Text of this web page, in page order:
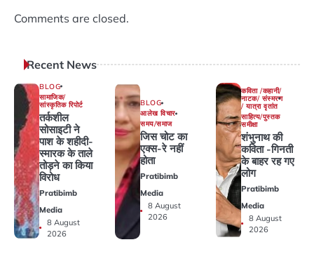
Comments are closed.
Recent News
BLOG
सामाजिक/
सांस्कृतिक रिपोर्ट
तर्कशील
सोसाइटी ने
पाश के शहीदी-
स्मारक के ताले
तोड़ने का किया
विरोध
Pratibimb
Media
8 August
2026
BLOG
आलेख विचार
समय/समाज
जिस चोट का
एक्स-रे नहीं
होता
Pratibimb
Media
8 August
2026
कविता /कहानी/
नाटक/ संस्मरण
/ यात्रा वृतांत
साहित्य/पुस्तक
समीक्षा
शंभुनाथ की
कविता -गिनती
के बाहर रह गए
लोग
Pratibimb
Media
8 August
2026